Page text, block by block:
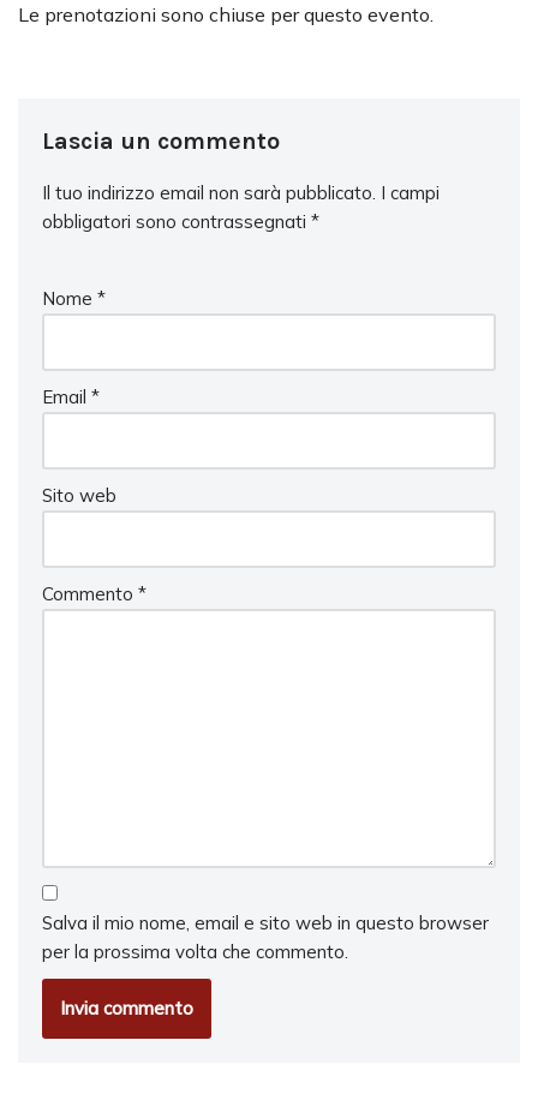
Le prenotazioni sono chiuse per questo evento.
Lascia un commento
Il tuo indirizzo email non sarà pubblicato. I campi
obbligatori sono contrassegnati *
Nome *
Email *
Sito web
Commento *
Salva il mio nome, email e sito web in questo browser
per la prossima volta che commento.